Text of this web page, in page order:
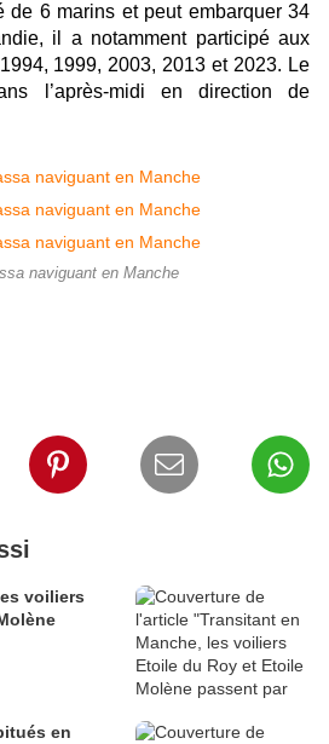
de 6 marins et peut embarquer 34
il a notamment participé aux
1999, 2003, 2013 et 2023. Le
l’après-midi en direction de
naviguant en Manche
voiliers
en